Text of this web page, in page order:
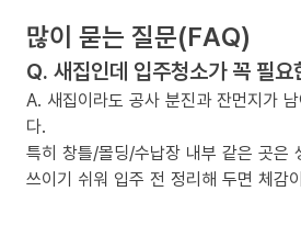
많이 묻는 질문(FAQ)
Q. 새집인데 입주청소가 꼭 필요
A. 새집이라도 공사 분진과 잔먼지가
다.
특히 창틀/몰딩/수납장 내부 같은 곳은
쓰이기 쉬워 입주 전 정리해 두면 체감